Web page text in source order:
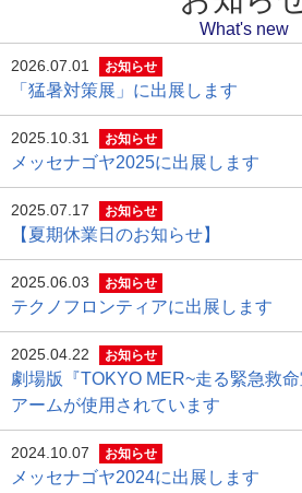
What's new
2026.07.01 お知らせ
「猛暑対策展」に出展します
2025.10.31 お知らせ
メッセナゴヤ2025に出展します
2025.07.17 お知らせ
【夏期休業日のお知らせ】
2025.06.03 お知らせ
テクノフロンティアに出展します
2025.04.22 お知らせ
劇場版『TOKYO MER~走る緊急救
アームが使用されています
2024.10.07 お知らせ
メッセナゴヤ2024に出展します